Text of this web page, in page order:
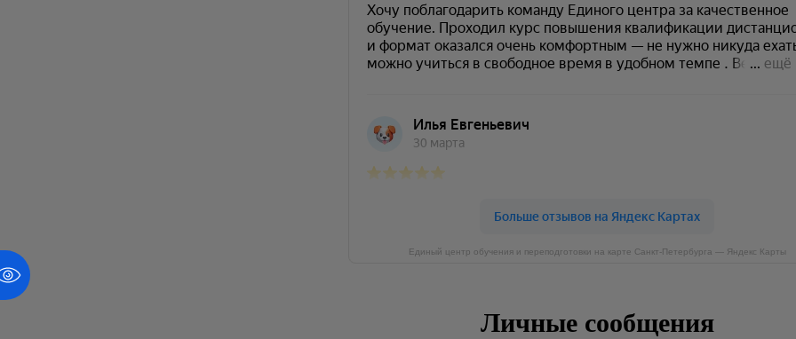
Единый центр обучения и переподготовки на карте Санкт‑Петербурга — Яндекс Карты
Личные сообщения